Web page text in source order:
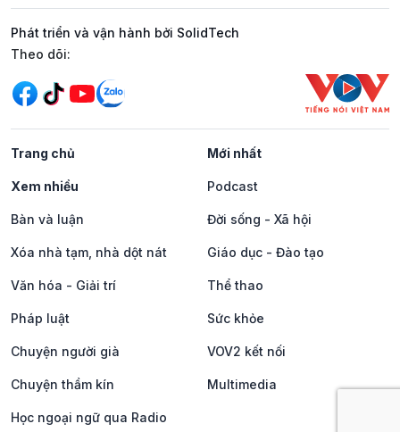
Phát triển và vận hành bởi SolidTech
Mạng xã hội
Theo dõi:
Trang chủ Mới nhất
Xem nhiều Podcast
Bàn và luận Đời sống - Xã hội
Xóa nhà tạm, nhà dột nát Giáo dục - Đào tạo
Văn hóa - Giải trí Thể thao
Pháp luật Sức khỏe
Chuyện người già VOV2 kết nối
Chuyện thầm kín Multimedia
Học ngoại ngữ qua Radio